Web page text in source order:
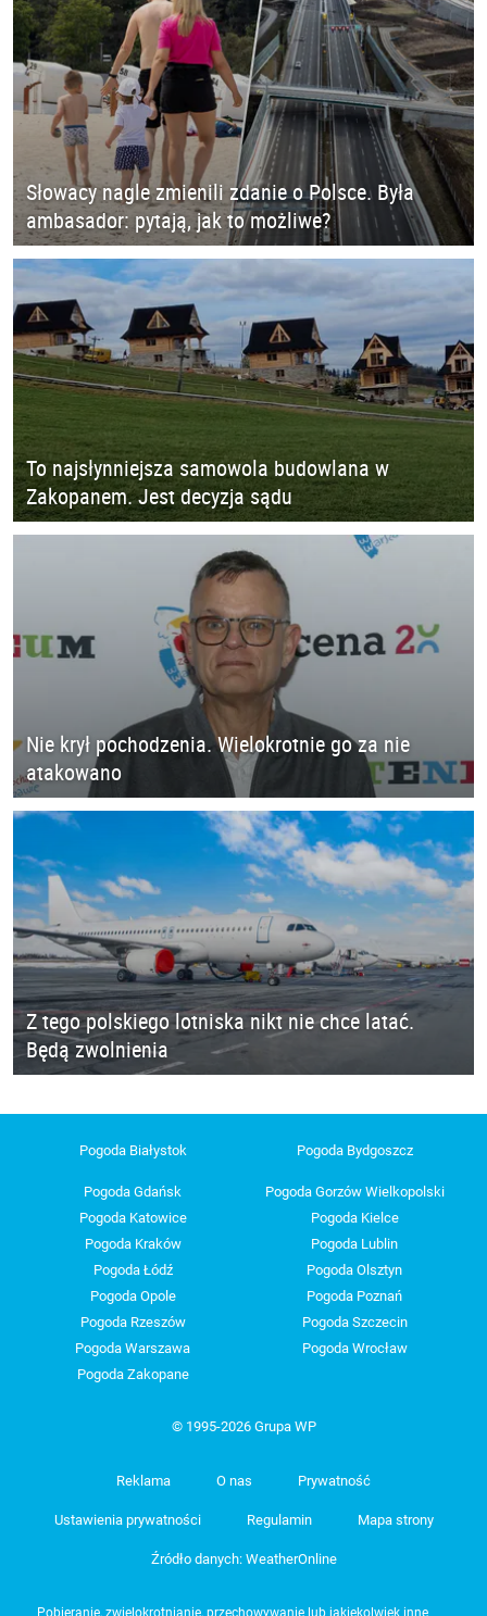
Słowacy nagle zmienili zdanie o Polsce. Była
ambasador: pytają, jak to możliwe?
To najsłynniejsza samowola budowlana w
Zakopanem. Jest decyzja sądu
Nie krył pochodzenia. Wielokrotnie go za nie
atakowano
Z tego polskiego lotniska nikt nie chce latać.
Będą zwolnienia
Pogoda Białystok Pogoda Bydgoszcz
Pogoda Gdańsk
Pogoda Gorzów Wielkopolski
Pogoda Katowice
Pogoda Kielce
Pogoda Kraków
Pogoda Lublin
Pogoda Łódź
Pogoda Olsztyn
Pogoda Opole
Pogoda Poznań
Pogoda Rzeszów
Pogoda Szczecin
Pogoda Warszawa
Pogoda Wrocław
Pogoda Zakopane
© 1995-2026 Grupa WP
Reklama O nas Prywatność
Ustawienia prywatności Regulamin Mapa strony
Źródło danych: WeatherOnline
Pobieranie, zwielokrotnianie, przechowywanie lub jakiekolwiek inne